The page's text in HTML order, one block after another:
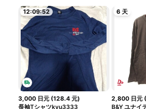
12:09:51
3,000 日元(128.4 元)
長袖Tシャツkyu3333
6 天
2,800 日元 (
B&Y ユナイ